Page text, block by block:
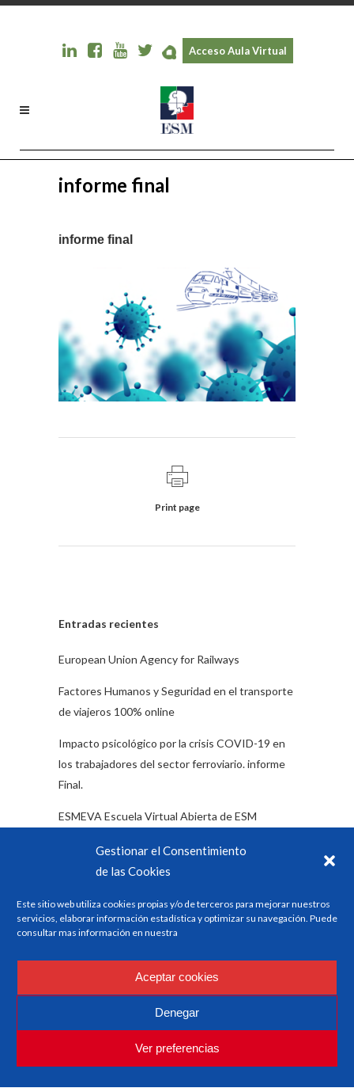
Gestionar el Consentimiento
de las Cookies
Este sitio web utiliza cookies propias y/o de terceros para mejorar nuestros
servicios, elaborar información estadística y optimizar su navegación. Puede
consultar mas información en nuestra
Aceptar cookies
Denegar
Ver preferencias
Acceso Aula Virtual
informe final
informe final
Print page
Entradas recientes
European Union Agency for Railways
Factores Humanos y Seguridad en el transporte
de viajeros 100% online
Impacto psicológico por la crisis COVID-19 en
los trabajadores del sector ferroviario. informe
Final.
ESMEVA Escuela Virtual Abierta de ESM
Encuesta: Impacto emocional y psicológico del
Covid 19 en los/as trabajadores/as del sector